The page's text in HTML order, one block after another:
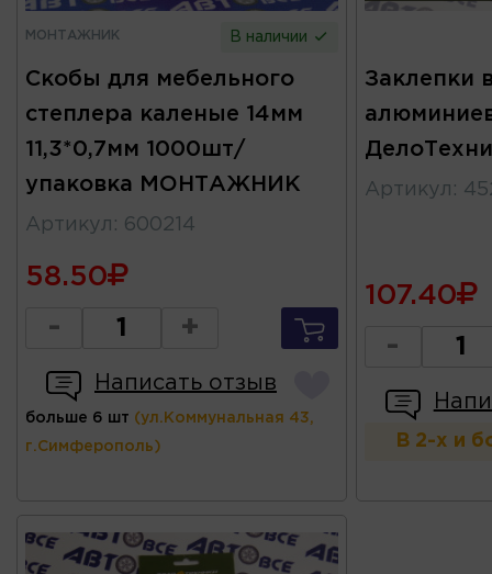
МОНТАЖНИК В наличии
Скобы для мебельного
степлера каленые 14мм
11,3*0,7мм 1000шт/
упаковка МОНТАЖНИК
Артикул : 600214
58.50
- +
Написать отзыв
больше 6 шт (ул.Коммунальная 43,
г.Симферополь)
Заклепки
Артикул :
107.40
-
В 2-х и